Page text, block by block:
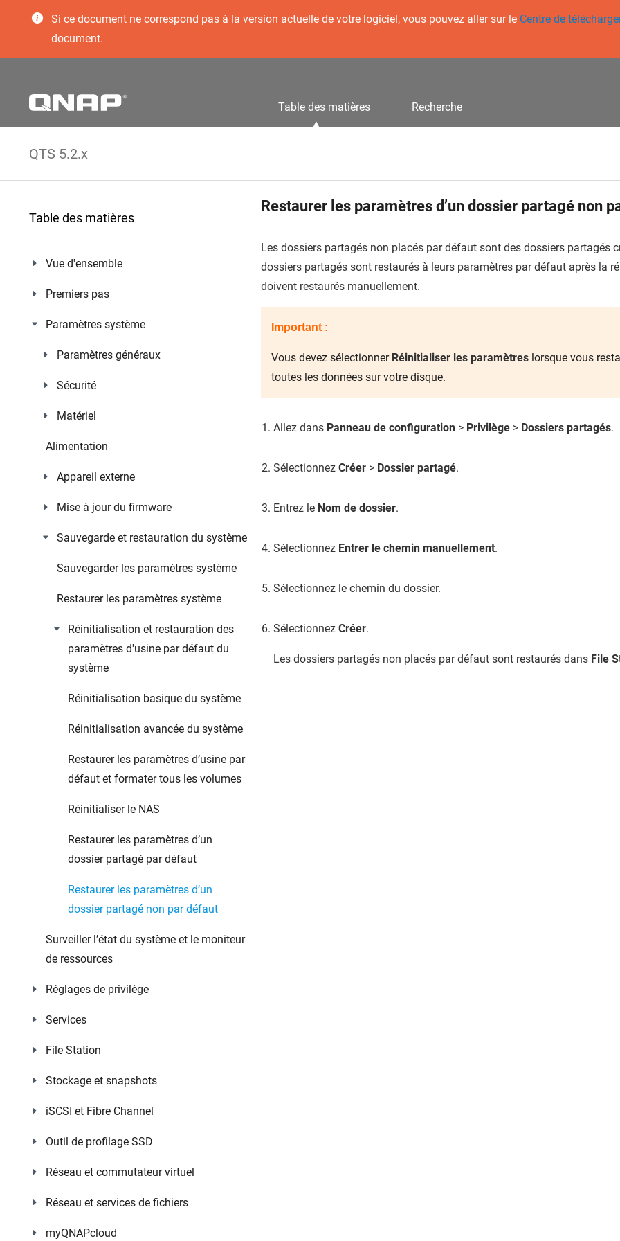
Si ce document ne correspond pas à la version actuelle de votre logiciel, vous pouvez aller sur le Centre de
document.
Table des matières Recherche
QTS 5.2.x
Table des matières
Vue d'ensemble
Premiers pas
Paramètres système
Paramètres généraux
Sécurité
Matériel
Alimentation
Appareil externe
Mise à jour du firmware
Sauvegarde et restauration du système
Sauvegarder les paramètres système
Restaurer les paramètres système
Réinitialisation et restauration des
paramètres d'usine par défaut du
système
Réinitialisation basique du système
Réinitialisation avancée du système
Restaurer les paramètres d’usine par
défaut et formater tous les volumes
Réinitialiser le NAS
Restaurer les paramètres d’un
dossier partagé par défaut
Restaurer les paramètres d’un
dossier partagé non par défaut
Surveiller l’état du système et le moniteur
de ressources
Réglages de privilège
Services
File Station
Stockage et snapshots
iSCSI et Fibre Channel
Outil de profilage SSD
Réseau et commutateur virtuel
Réseau et services de fichiers
myQNAPcloud
Restaurer les paramètres d’un dossier partagé non
Les dossiers partagés non placés par défaut sont des dossiers partagés
dossiers partagés sont restaurés à leurs paramètres par défaut après la
doivent restaurés manuellement.
Important :
Vous devez sélectionner Réinitialiser les paramètres lorsque vous
toutes les données sur votre disque.
Allez dans Panneau de configuration > Privilège > Dossiers partagés.
Sélectionnez Créer > Dossier partagé.
Entrez le Nom de dossier.
Sélectionnez Entrer le chemin manuellement.
Sélectionnez le chemin du dossier.
Sélectionnez Créer.
Les dossiers partagés non placés par défaut sont restaurés dans File